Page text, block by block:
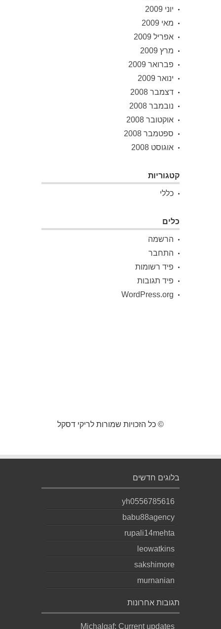
יוני 2009
מאי 2009
אפריל 2009
מרץ 2009
פברואר 2009
ינואר 2009
דצמבר 2008
נובמבר 2008
אוקטובר 2008
ספטמבר 2008
אוגוסט 2008
קטגוריות
כללי
כלים
הרשמה
התחבר
פיד רשומות
פיד תגובות
WordPress.org
© כל הזכויות שמורות לריקי דסקל
בלוגים חדשים
yh0556785616
babu88agency
rupali14mehta
leowatkins
sakshimore
murnanian
תגובות אחרונות
Michalgaf: Current updates